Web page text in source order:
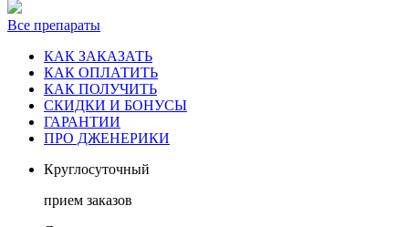
Все препараты
КАК ЗАКАЗАТЬ
КАК ОПЛАТИТЬ
КАК ПОЛУЧИТЬ
СКИДКИ И БОНУСЫ
ГАРАНТИИ
ПРО ДЖЕНЕРИКИ
Круглосуточный
прием заказов